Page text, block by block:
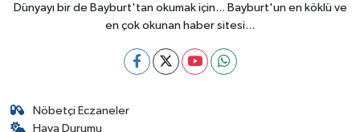
Dünyayı bir de Bayburt'tan okumak için... Bayburt'un en köklü ve
en çok okunan haber sitesi...
Nöbetçi Eczaneler
Hava Durumu